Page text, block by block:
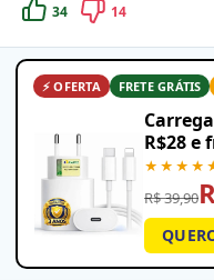
34 14
⚡ OFERTA FRETE GRÁTIS
R$28 e
R$ 39,90